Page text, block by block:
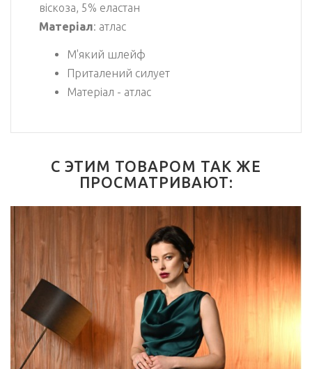
віскоза, 5% еластан
Матеріал: атлас
М'який шлейф
Приталений силует
Матеріал - атлас
С ЭТИМ ТОВАРОМ ТАК ЖЕ
ПРОСМАТРИВАЮТ: